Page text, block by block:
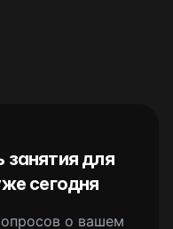
занятия для
сегодня
о вашем